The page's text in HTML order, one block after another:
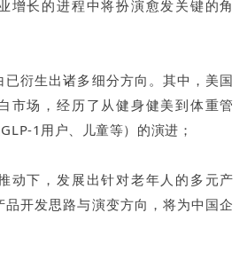
增长的进程中将扮演愈发关键的角
衍生出诸多细分方向。其中，美国
市场，经历了从健身健美到体重管
1用户、儿童等）的演进；
动下，发展出针对老年人的多元产
开发思路与演变方向，将为中国企